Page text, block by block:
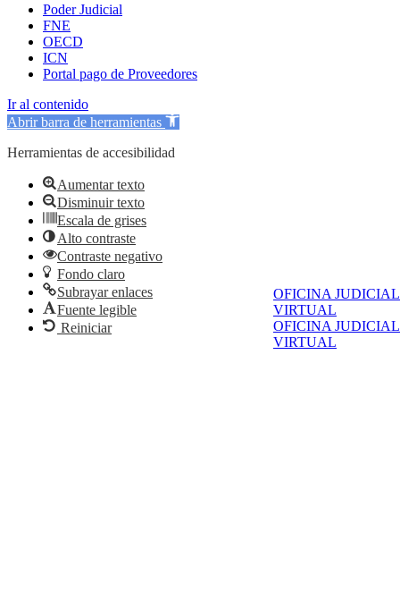
OFICINA JUDICIAL
VIRTUAL
OFICINA JUDICIAL
VIRTUAL
Poder Judicial
FNE
OECD
ICN
Portal pago de Proveedores
Ir al contenido
Abrir barra de herramientas
Herramientas de accesibilidad
Aumentar texto
Disminuir texto
Escala de grises
Alto contraste
Contraste negativo
Fondo claro
Subrayar enlaces
Fuente legible
Reiniciar